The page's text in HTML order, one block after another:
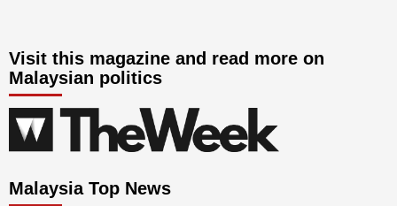
Visit this magazine and read more on
Malaysian politics
Malaysia Top News